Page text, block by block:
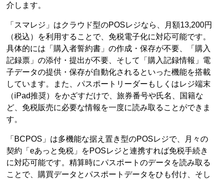
介します。
「スマレジ」はクラウド型のPOSレジなら、月額13,200円
（税込）を利用することで、免税電子化に対応可能です。
具体的には「購入者誓約書」の作成・保存が不要、「購入
記録票」の添付・提出が不要、そして「購入記録情報」電
子データの提供・保存が自動化されるといった機能を搭載
しています。また、パスポートリーダーもしくはレジ端末
（iPad推奨）をかざすだけで、旅券番号や氏名、国籍な
ど、免税販売に必要な情報を一度に読み取ることができま
す。
「BCPOS」は多機能な据え置き型のPOSレジで、月々の
契約「eあっと免税」をPOSレジと連携すれば免税手続き
に対応可能です。精算時にパスポートのデータを読み取る
ことで、購買データとパスポートデータをひも付け、そし